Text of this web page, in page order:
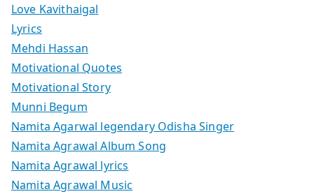
Love Kavithaigal
Lyrics
Mehdi Hassan
Motivational Quotes
Motivational Story
Munni Begum
Namita Agarwal legendary Odisha Singer
Namita Agrawal Album Song
Namita Agrawal lyrics
Namita Agrawal Music